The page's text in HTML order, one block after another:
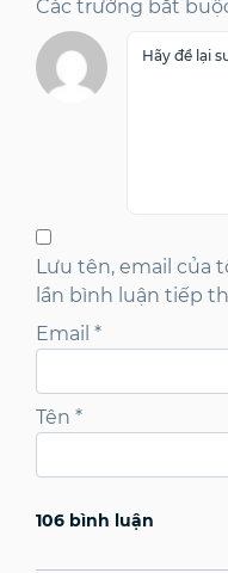
Các trường bắt
Lưu tên, email của
lần bình luận tiếp
Email *
Tên *
106 bình luận